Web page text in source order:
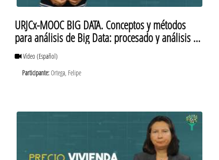
URJCx-MOOC BIG DATA. Conceptos y métodos
para análisis de Big Data: procesado y análisis de
Big Data
Vídeo(Español)
Participante:Ortega, Felipe